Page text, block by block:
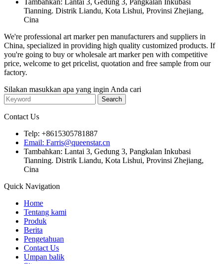
Tianning. Distrik Liandu, Kota Lishui, Provinsi Zhejiang,
Cina
We're professional art marker pen manufacturers and suppliers in
China, specialized in providing high quality customized products. If
you're going to buy or wholesale art marker pen with competitive
price, welcome to get pricelist, quotation and free sample from our
factory.
Silakan masukkan apa yang ingin Anda cari
Contact Us
Telp: +8615305781887
Email: Farris@queenstar.cn
Tambahkan: Lantai 3, Gedung 3, Pangkalan Inkubasi
Tianning. Distrik Liandu, Kota Lishui, Provinsi Zhejiang,
Cina
Quick Navigation
Home
Tentang kami
Produk
Berita
Pengetahuan
Contact Us
Umpan balik